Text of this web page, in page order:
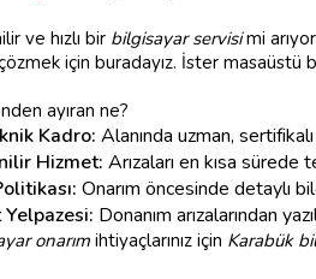
ve hızlı bir bilgisayar servisimi
için buradayız. İster masaüstü
ayıran ne?
Kadro: Alanında uzman, sertifikalı
Hizmet: Arızaları en kısa sürede
Onarım öncesinde detaylı
Donanım arızalarından
onarım ihtiyaçlarınız için Karabük